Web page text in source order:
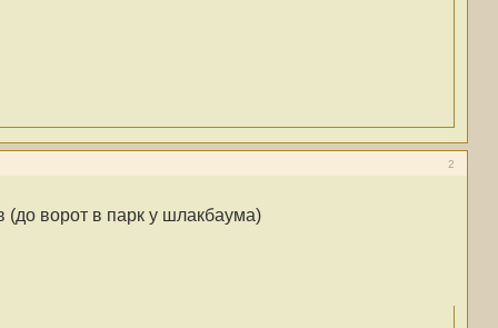
2
(до ворот в парк у шлакбаума)